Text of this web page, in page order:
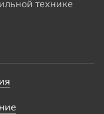
технике